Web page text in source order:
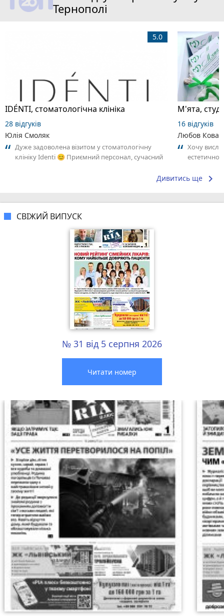
Тернополі
IDÉNTI, стоматологічна клініка
5.0
28 відгуків
Юлiя Смоляк
Дуже задоволена візитом у стоматологічну
клініку Identi 😊 Приємний персонал, сучасний
М'ята,
16 відгуків
Любов
Хочу
справжнє...
Дивитись ще keyboard_arrow_right
СВІЖИЙ ВИПУСК
№ 31 від 5 серпня 2026
Читати номер